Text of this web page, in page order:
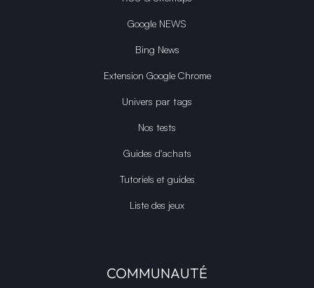
Google NEWS
Bing News
Extension Google Chrome
Univers par tags
Nos tests
Guides d'achats
Tutoriels et guides
Liste des jeux
COMMUNAUTÉ